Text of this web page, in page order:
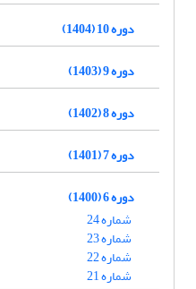
دوره 10 (1404)
دوره 9 (1403)
دوره 8 (1402)
دوره 7 (1401)
دوره 6 (1400)
شماره 24
شماره 23
شماره 22
شماره 21